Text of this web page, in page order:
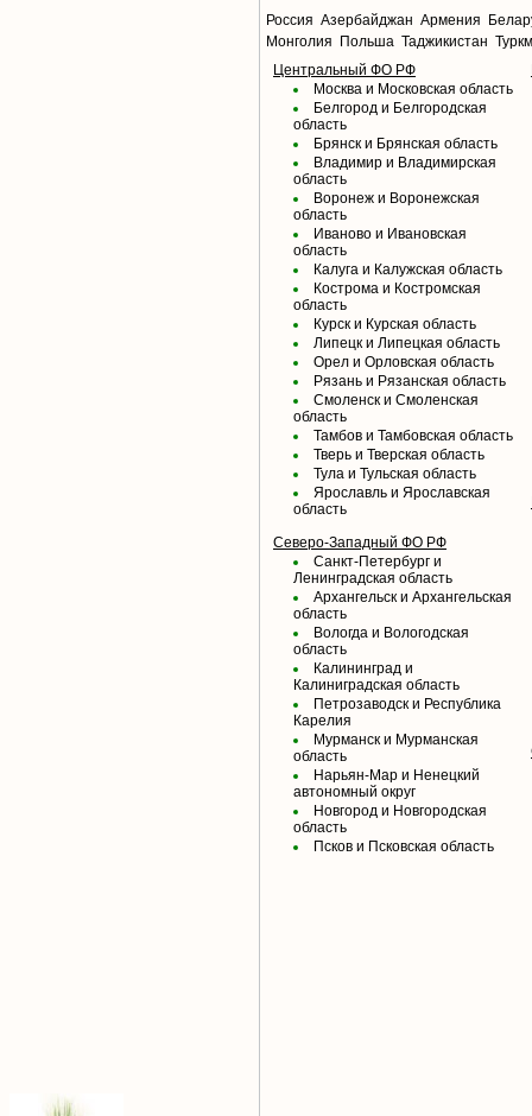
Россия Азербайджан Армения
Монголия
Польша Таджикистан
Центральный ФО РФ
Москва и Московская область
Белгород и Белгородская
область
Брянск и Брянская область
Владимир и Владимирская
область
Воронеж и Воронежская
область
Иваново и Ивановская
область
Калуга и Калужская область
Кострома и Костромская
область
Курск и Курская область
Липецк и Липецкая область
Орел и Орловская область
Рязань и Рязанская область
Смоленск и Смоленская
область
Тамбов и Тамбовская область
Тверь и Тверская область
Тула и Тульская область
Ярославль и Ярославская
область
Северо-Западный ФО РФ
Санкт-Петербург и
Ленинградская область
Архангельск и Архангельская
область
Вологда и Вологодская
область
Калининград и
Калиниградская область
Петрозаводск и Республика
Карелия
Мурманск и Мурманская
область
Нарьян-Мар и Ненецкий
автономный округ
Новгород и Новгородская
область
Псков и Псковская область